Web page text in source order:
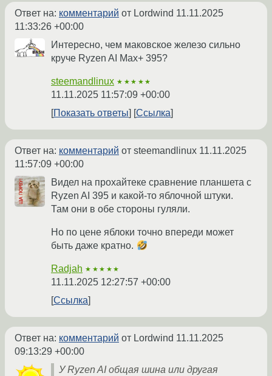
Ответ на: комментарий от Lordwind 11.11.2025
11:33:26 +00:00
Интересно, чем маковское железо сильно
круче Ryzen AI Max+ 395?
steemandlinux ★★★★★
11.11.2025 11:57:09 +00:00
Показать ответы
Ссылка
Ответ на: комментарий от steemandlinux 11.11.2025
11:57:09 +00:00
Видел на прохайтеке сравнение планшета с
Ryzen AI 395 и какой-то яблочной штуки.
Там они в обе стороны гуляли.
Но по цене яблоки точно впереди может
быть даже кратно.
Radjah ★★★★★
11.11.2025 12:27:57 +00:00
Ссылка
Ответ на: комментарий от Lordwind 11.11.2025
09:13:29 +00:00
У Ryzen AI общая шина или другая